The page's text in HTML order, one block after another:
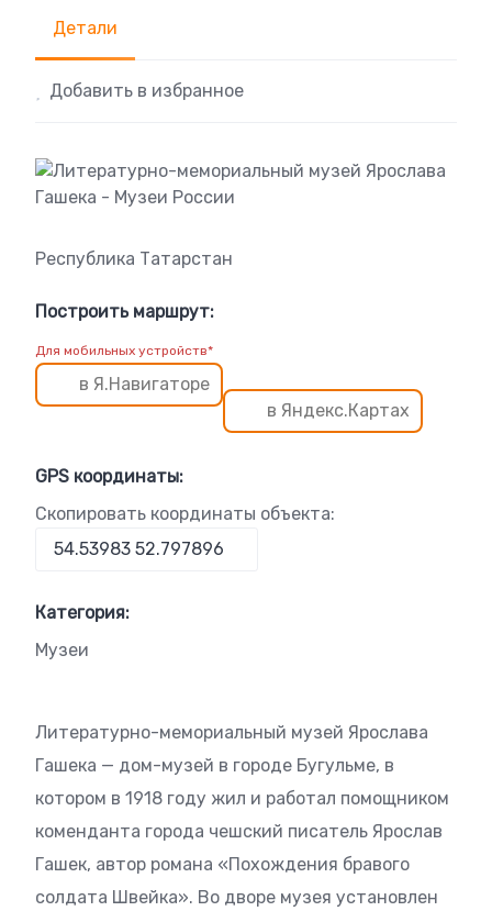
Детали
Добавить в избранное
Республика Татарстан
Построить маршрут:
Для мобильных устройств*
в Я.Навигаторе
в Яндекс.Картах
GPS координаты:
Скопировать координаты объекта:
Категория:
Музеи
Литературно-мемориальный музей Ярослава
Гашека — дом-музей в городе Бугульме, в
котором в 1918 году жил и работал помощником
коменданта города чешский писатель Ярослав
Гашек, автор романа «Похождения бравого
солдата Швейка». Во дворе музея установлен